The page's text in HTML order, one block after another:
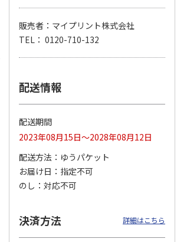
『ジョジョの奇妙な
冒険 スターダスト
クルセイダース』
3,300円
(送料別・税込)
3,300円
(送料別・税込)
販売者：マイプリント株式会社
TEL： 0120-710-132
配送情報
配送期間
2023年08月15日～2028年08月12日
配送方法
ゆうパケット
お届け日
指定不可
のし
対応不可
決済方法 詳細はこちら